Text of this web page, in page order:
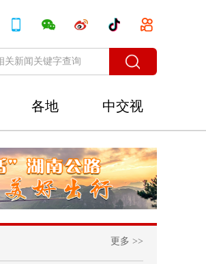
各地
中交视
讯
更多 >>